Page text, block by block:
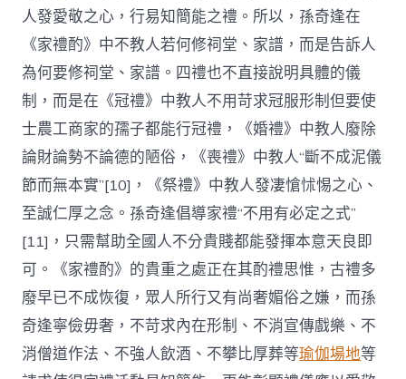
人發愛敬之心，行易知簡能之禮。所以，孫奇逢在
《家禮酌》中不教人若何修祠堂、家譜，而是告訴人
為何要修祠堂、家譜。四禮也不直接說明具體的儀
制，而是在《冠禮》中教人不用苛求冠服形制但要使
士農工商家的孺子都能行冠禮，《婚禮》中教人廢除
論財論勢不論德的陋俗，《喪禮》中教人“斷不成泥儀
節而無本實”[10]，《祭禮》中教人發凄愴怵惕之心、
至誠仁厚之念。孫奇逢倡導家禮“不用有必定之式”
[11]，只需幫助全國人不分貴賤都能發揮本意天良即
可。《家禮酌》的貴重之處正在其酌禮思惟，古禮多
廢早已不成恢復，眾人所行又有尚奢媚俗之嫌，而孫
奇逢寧儉毋奢，不苛求內在形制、不消宣傳戲樂、不
消僧道作法、不強人飲酒、不攀比厚葬等瑜伽場地等